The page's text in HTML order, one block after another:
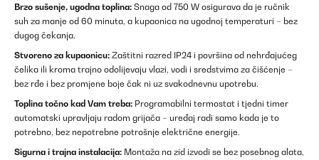
Brzo sušenje, ugodna toplina: Snaga od 750 W osigurava da je ručnik
suh za manje od 60 minuta, a kupaonica na ugodnoj temperaturi – bez
dugog čekanja.
Stvoreno za kupaonicu: Zaštitni razred IP24 i površina od nehrđajućeg
čelika ili kroma trajno odolijevaju vlazi, vodi i sredstvima za čišćenje –
bez rđe i bez promjene boje čak ni uz svakodnevnu upotrebu.
Toplina točno kad Vam treba: Programabilni termostat i tjedni timer
automatski upravljaju radom grijača – uređaj radi samo kada je to
potrebno, bez nepotrebne potrošnje električne energije.
Sigurna i trajna instalacija: Montaža na zid izvodi se bez posebnog alata,